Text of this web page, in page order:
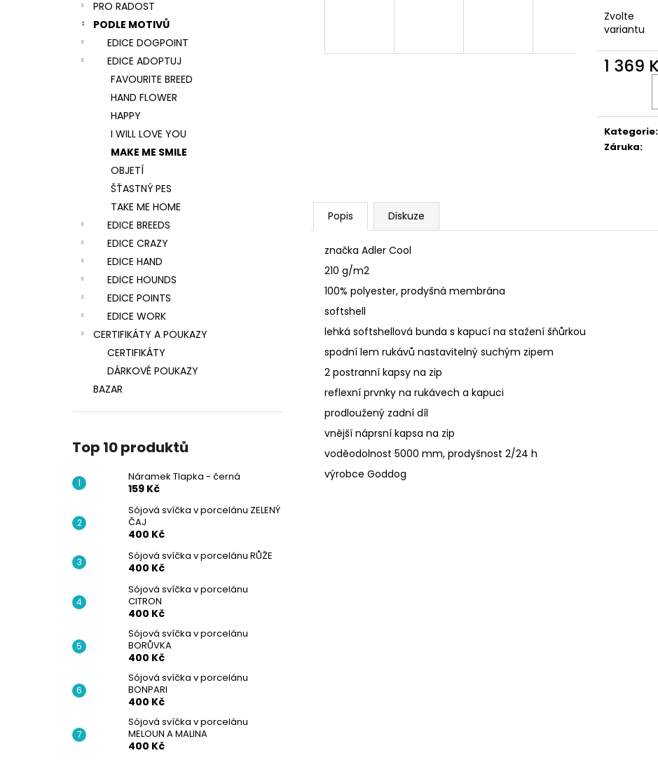
PRO RADOST
PODLE MOTIVŮ
EDICE DOGPOINT
EDICE ADOPTUJ
FAVOURITE BREED
HAND FLOWER
HAPPY
I WILL LOVE YOU
MAKE ME SMILE
OBJETÍ
ŠŤASTNÝ PES
TAKE ME HOME
EDICE BREEDS
EDICE CRAZY
EDICE HAND
EDICE HOUNDS
EDICE POINTS
EDICE WORK
CERTIFIKÁTY A POUKAZY
CERTIFIKÁTY
DÁRKOVÉ POUKAZY
BAZAR
Top 10 produktů
Náramek Tlapka - černá
159 Kč
Sójová svíčka v porcelánu ZELENÝ
ČAJ
400 Kč
Sójová svíčka v porcelánu RŮŽE
400 Kč
Sójová svíčka v porcelánu
CITRON
400 Kč
Sójová svíčka v porcelánu
BORŮVKA
400 Kč
Sójová svíčka v porcelánu
BONPARI
400 Kč
Sójová svíčka v porcelánu
MELOUN A MALINA
400 Kč
Zvolte
variantu
1 369
Kategorie:
Záruka:
Popis Diskuze
značka Adler Cool
210 g/m2
100% polyester, prodyšná membrána
softshell
lehká softshellová bunda s kapucí na stažení šňůrkou
spodní lem rukávů nastavitelný suchým zipem
2 postranní kapsy na zip
reflexní prvnky na rukávech a kapuci
prodloužený zadní díl
vnější náprsní kapsa na zip
voděodolnost 5000 mm, prodyšnost 2/24 h
výrobce Goddog
NÁRAMEK TLAPKA - ČERNÁ
159 Kč